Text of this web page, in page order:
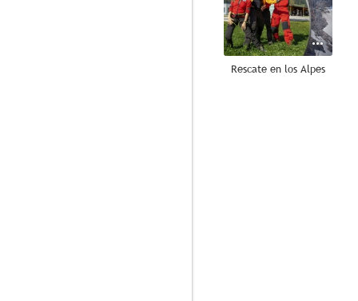
Rescate en los Alpes